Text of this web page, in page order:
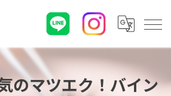
のマツエク！バイン